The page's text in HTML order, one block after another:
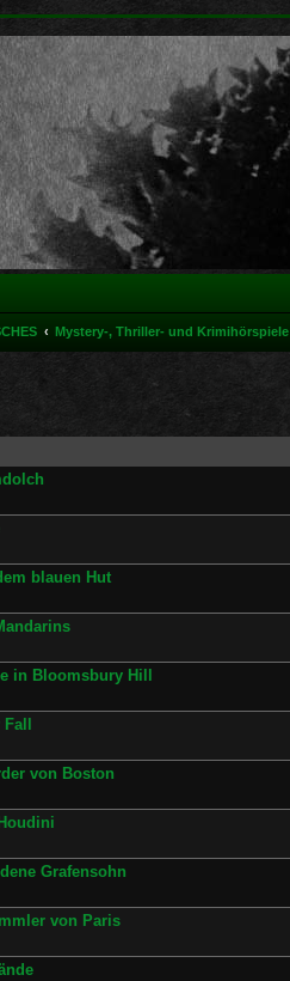
Mystery-, Thriller- und Krimihörspiele
Suche
blauen Hut
in Bloomsbury Hill
von Boston
Grafensohn
von Paris